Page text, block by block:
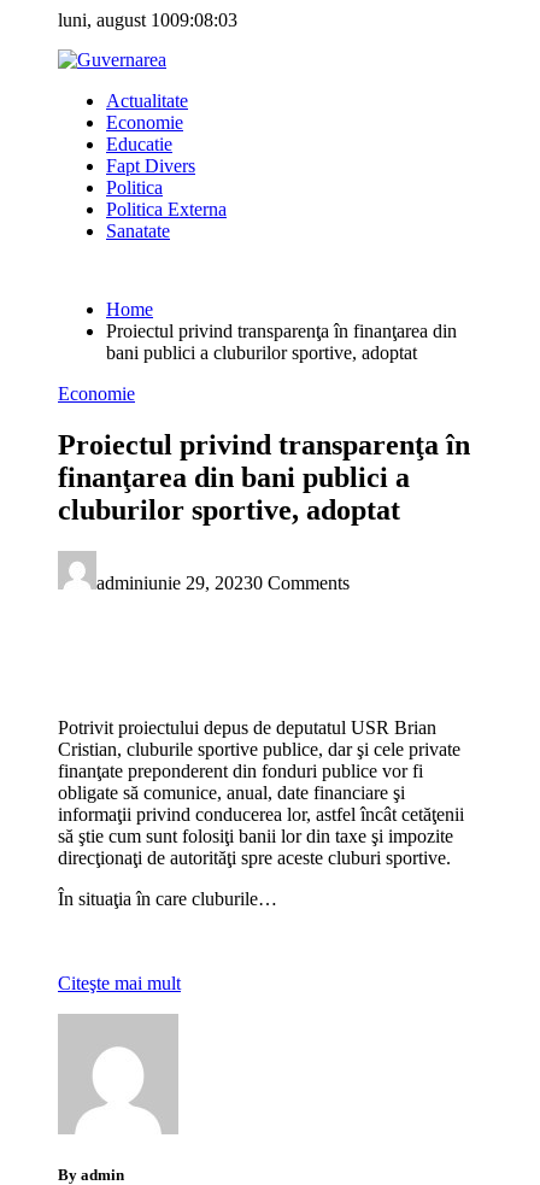
content
luni, august 1009:08:04
Actualitate
Economie
Educatie
Fapt Divers
Politica
Politica Externa
Sanatate
Home
Proiectul privind transparenţa în finanţarea din
bani publici a cluburilor sportive, adoptat
Economie
Proiectul privind transparenţa în
finanţarea din bani publici a
cluburilor sportive, adoptat
adminiunie 29, 20230 Comments
Potrivit proiectului depus de deputatul USR Brian
Cristian, cluburile sportive publice, dar şi cele private
finanţate preponderent din fonduri publice vor fi
obligate să comunice, anual, date financiare şi
informaţii privind conducerea lor, astfel încât cetăţenii
să ştie cum sunt folosiţi banii lor din taxe şi impozite
direcţionaţi de autorităţi spre aceste cluburi sportive.
În situaţia în care cluburile…
Citeşte mai mult
By admin